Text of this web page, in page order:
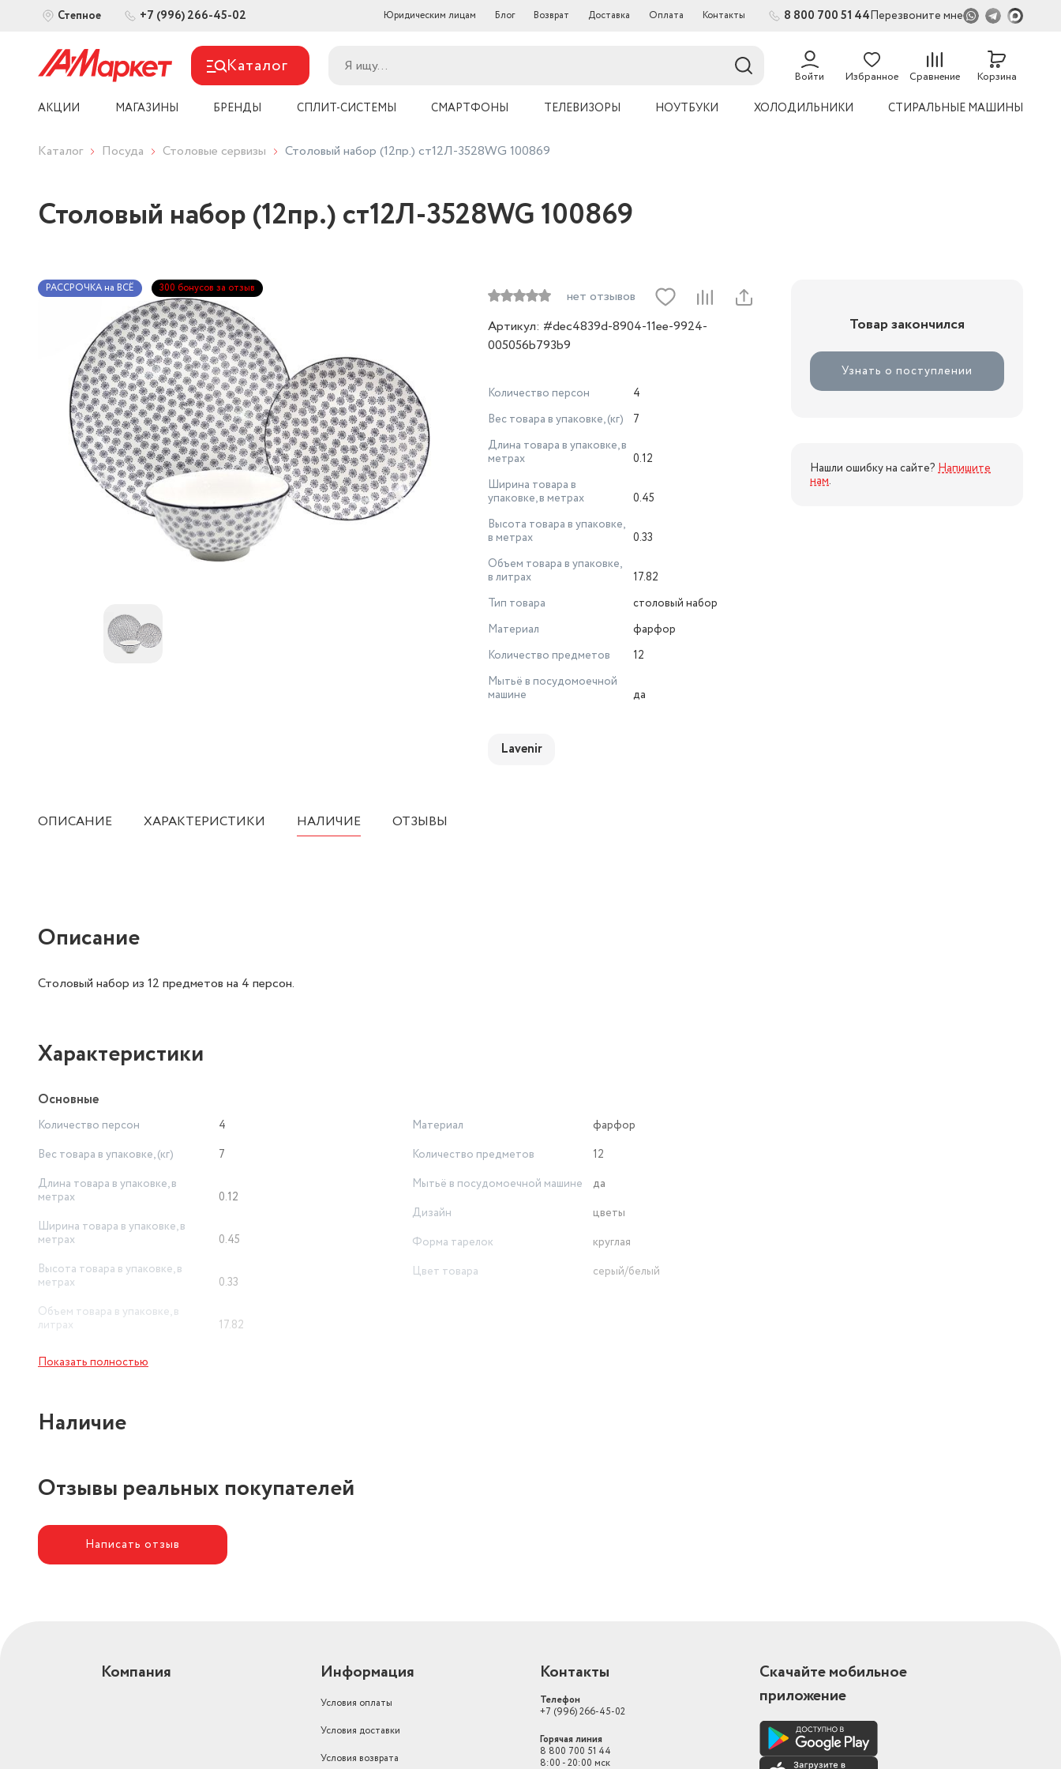
Степное +7 (996) 266-45-02 Юридическим лицам Блог Возврат Доставка Оплата Контакты 8 800 700 51 44Перезвоните мне
Каталог Войти Избранное Сравнение
54
Корзина
АКЦИИ МАГАЗИНЫ БРЕНДЫ СПЛИТ-СИСТЕМЫ СМАРТФОНЫ ТЕЛЕВИЗОРЫ НОУТБУКИ ХОЛОДИЛЬНИКИ СТИРАЛЬНЫЕ МАШИНЫ
Каталог Посуда Столовые сервизы Столовый набор (12пр.) ст12Л-3528WG 100869
Столовый набор (12пр.) ст12Л-3528WG 100869
РАССРОЧКА на ВСЁ 300 бонусов за отзыв
нет отзывов
Артикул: #dec4839d-8904-11ee-9924-
005056b793b9
Количество персон
4
Вес товара в упаковке, (кг)
7
Длина товара в упаковке, в
метрах
0.12
Ширина товара в
упаковке, в метрах
0.45
Высота товара в упаковке,
в метрах
0.33
Объем товара в упаковке,
в литрах
17.82
Тип товара
столовый набор
Материал
фарфор
Количество предметов
12
Мытьё в посудомоечной
машине
да
Lavenir
Товар закончился
Узнать о поступлении
Нашли ошибку на сайте? Напишите
нам.
ОПИСАНИЕ ХАРАКТЕРИСТИКИ НАЛИЧИЕ ОТЗЫВЫ
Описание
Столовый набор из 12 предметов на 4 персон.
Характеристики
Основные
Количество персон
4
Вес товара в упаковке, (кг)
7
Длина товара в упаковке, в
метрах
0.12
Ширина товара в упаковке, в
метрах
0.45
Высота товара в упаковке, в
метрах
0.33
Объем товара в упаковке, в
литрах
17.82
Тип товара
Материал
фарфор
Количество предметов
12
Мытьё в посудомоечной машине
да
Дизайн
цветы
Форма тарелок
круглая
Цвет товара
серый/белый
Показать полностью
Наличие
Отзывы реальных покупателей
Написать отзыв
Компания Информация
Условия оплаты
Условия доставки
Условия возврата
Контакты
Телефон
+7 (996) 266-45-02
Горячая линия
8 800 700 51 44
8:00 - 20:00 мск
Скачайте мобильное
приложение